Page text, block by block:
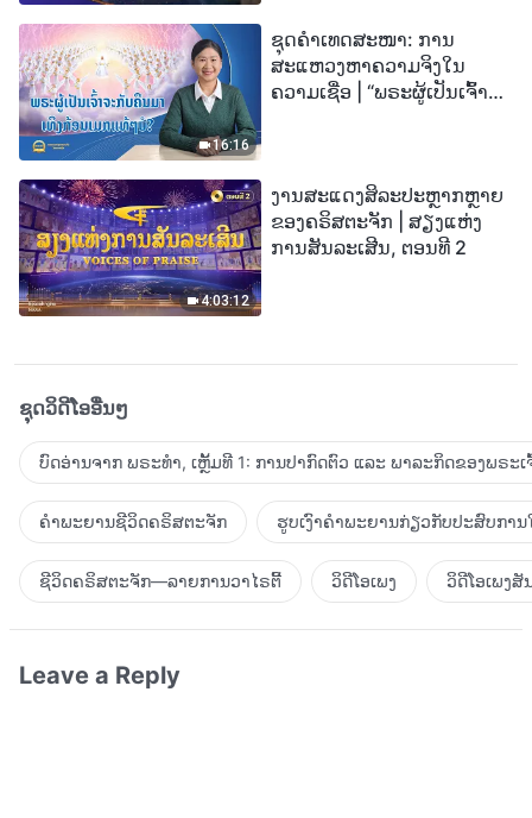
16:16
ຊຸດຄຳເທດສະໜາ: ການ
ສະແຫວງຫາຄວາມຈິງໃນ
ຄວາມເຊື່ອ | “ພຣະຜູ້ເປັນເຈົ້າຈະ
4:03:12
ງານສະແດງສິລະປະຫຼາກຫຼາຍ
ຂອງຄຣິສຕະຈັກ | ສຽງແຫ່ງ
ການສັນລະເສີນ, ຕອນທີ 2
ຊຸດວິດີໂອອື່ນໆ
ບົດອ່ານຈາກ ພຣະທຳ, ເຫຼັ້ມທີ 1: ການປາກົດຕົວ ແລະ ພາລະກິດຂອງພຣະເ
ຄຳພະຍານຊີວິດຄຣິສຕະຈັກ ຮູບເງົາຄຳພະຍານກ່ຽວກັບປະສົບກາ
ຊີວິດຄຣິສຕະຈັກ—ລາຍການວາໄຣຕີ້ ວິດີໂອເພງ ວິດີໂອເພງສັ
Leave a Reply